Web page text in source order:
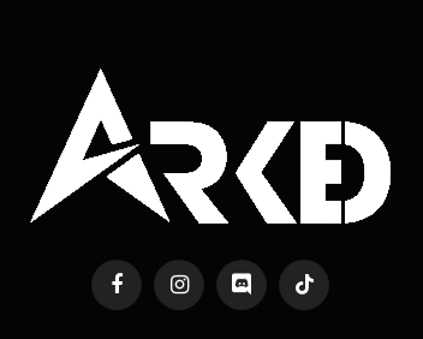
FacebookInstagramDiscord TikTok